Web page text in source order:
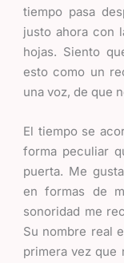
tiempo pasa
justo ahora con
hojas. Siento
esto como un
una voz, de que
El tiempo se
forma peculiar
puerta. Me
en formas de
sonoridad me
Su nombre real
primera vez que